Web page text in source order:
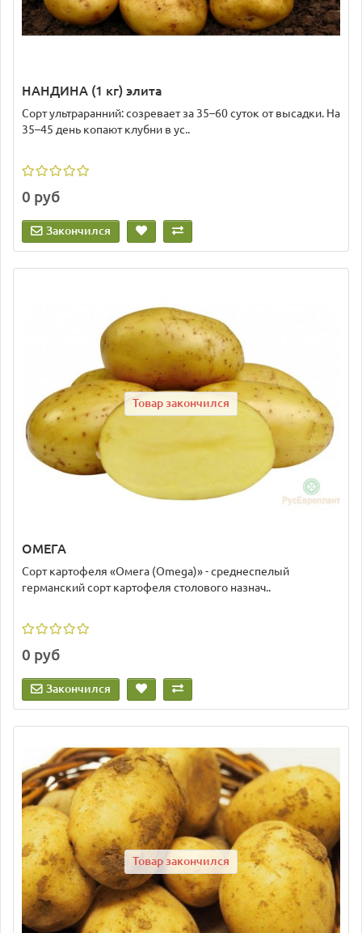
НАНДИНА (1 кг) элита
Сорт ультраранний: созревает за 35–60 суток от высадки. На
35–45 день копают клубни в ус..
0 руб
Закончился
Товар закончился
ОМЕГА
Сорт картофеля «Омега (Omega)» - среднеспелый
германский сорт картофеля столового назнач..
0 руб
Закончился
Товар закончился